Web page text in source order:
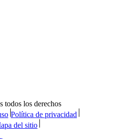
todos los derechos
Política de privacidad
del sitio